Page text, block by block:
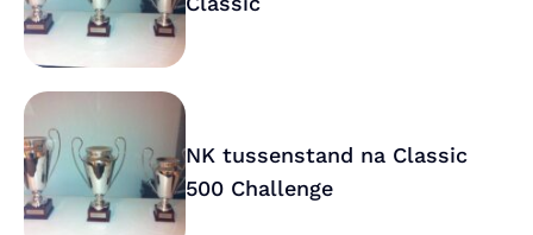
NK tussenstand na Classic
500 Challenge